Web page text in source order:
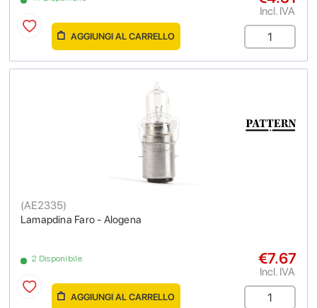
Incl. IVA
AGGIUNGI AL CARRELLO
Lamapdina Faro - Alogena
(AE2335)
2 Disponibile €7.67
Incl. IVA
AGGIUNGI AL CARRELLO